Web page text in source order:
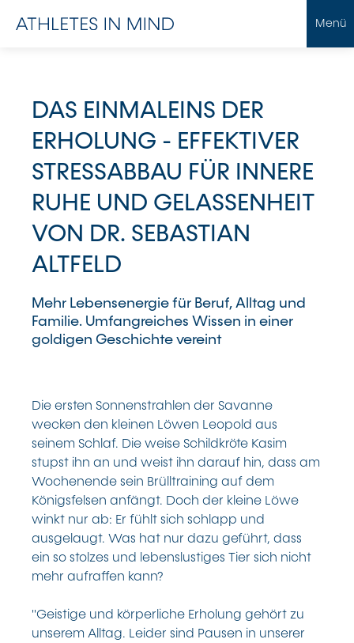
Menü
DAS EINMALEINS DER
ERHOLUNG - EFFEKTIVER
STRESSABBAU FÜR INNERE
RUHE UND GELASSENHEIT
VON DR. SEBASTIAN
ALTFELD
Mehr Lebensenergie für Beruf, Alltag und
Familie. Umfangreiches Wissen in einer
goldigen Geschichte vereint
Die ersten Sonnenstrahlen der Savanne
wecken den kleinen Löwen Leopold aus
seinem Schlaf. Die weise Schildkröte Kasim
stupst ihn an und weist ihn darauf hin, dass am
Wochenende sein Brülltraining auf dem
Königsfelsen anfängt. Doch der kleine Löwe
winkt nur ab: Er fühlt sich schlapp und
ausgelaugt. Was hat nur dazu geführt, dass
ein so stolzes und lebenslustiges Tier sich nicht
mehr aufraffen kann?
"Geistige und körperliche Erholung gehört zu
unserem Alltag. Leider sind Pausen in unserer